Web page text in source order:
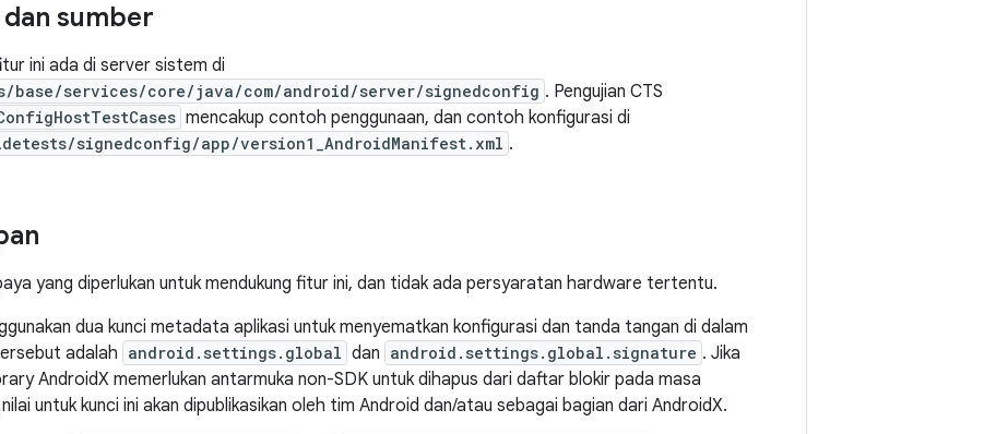
sumber
ini ada di server sistem di
base/services/core/java/com/android/server/signedconfig . Pengujian CTS
mencakup contoh penggunaan, dan contoh konfigurasi di
signedconfig/app/version1_AndroidManifest.xml .
yang diperlukan untuk mendukung fitur ini, dan tidak ada persyaratan hardware tertentu.
dua kunci metadata aplikasi untuk menyematkan konfigurasi dan tanda tangan di dalam
adalah android.settings.global dan android.settings.global.signature . Jika
AndroidX memerlukan antarmuka non-SDK untuk dihapus dari daftar blokir pada masa
untuk kunci ini akan dipublikasikan oleh tim Android dan/atau sebagai bagian dari AndroidX.